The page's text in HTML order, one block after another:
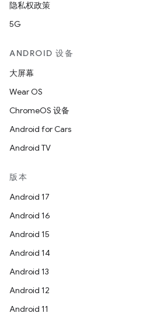
隐私权政策
5G
ANDROID 设备
大屏幕
Wear OS
ChromeOS 设备
Android for Cars
Android TV
版本
Android 17
Android 16
Android 15
Android 14
Android 13
Android 12
Android 11